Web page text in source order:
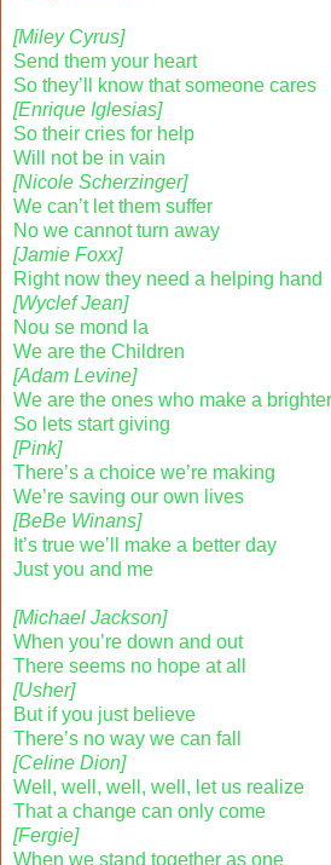
[Miley Cyrus]
Send them your heart
So they’ll know that someone cares
[Enrique Iglesias]
So their cries for help
Will not be in vain
[Nicole Scherzinger]
We can’t let them suffer
No we cannot turn away
[Jamie Foxx]
Right now they need a helping hand
[Wyclef Jean]
Nou se mond la
We are the Children
[Adam Levine]
We are the ones who make a
So lets start giving
[Pink]
There’s a choice we’re making
We’re saving our own lives
[BeBe Winans]
It’s true we’ll make a better day
Just you and me
[Michael Jackson]
When you’re down and out
There seems no hope at all
[Usher]
But if you just believe
There’s no way we can fall
[Celine Dion]
Well, well, well, well, let us realize
That a change can only come
[Fergie]
When we stand together as one